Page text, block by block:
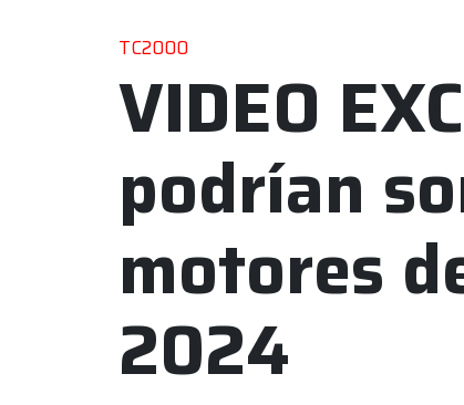
TC2000
VIDEO
podrían
motores
2024